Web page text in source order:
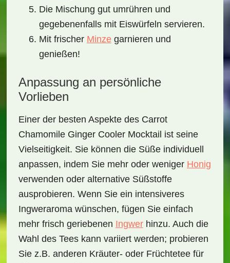
Die Mischung gut umrühren und
gegebenenfalls mit Eiswürfeln servieren.
Mit frischer Minzegarnieren und
genießen!
Anpassung an persönliche
Vorlieben
Einer der besten Aspekte des Carrot
Chamomile Ginger Cooler Mocktail ist seine
Vielseitigkeit. Sie können die Süße individuell
anpassen, indem Sie mehr oder weniger Honig
verwenden oder alternative Süßstoffe
ausprobieren. Wenn Sie ein intensiveres
Ingweraroma wünschen, fügen Sie einfach
mehr frisch geriebenen Ingwerhinzu. Auch die
Wahl des Tees kann variiert werden; probieren
Sie z.B. anderen Kräuter- oder Früchtetee für